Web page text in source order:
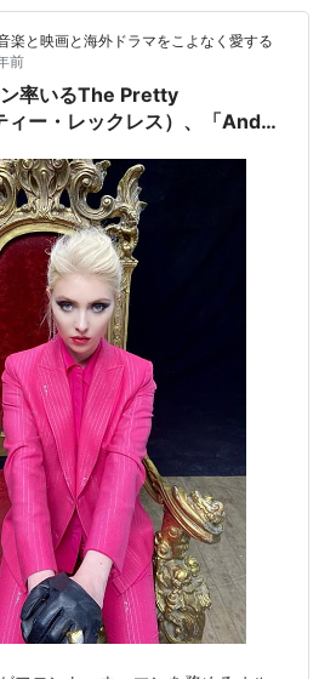
（別に観たくなくても）この曲の
にしたせいで、音が耳に残ってい
と映画と海外ドラマをこよなく愛する
前
率いるThe Pretty
ー・レックレス）、「And